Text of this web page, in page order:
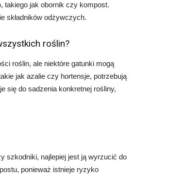
takiego jak obornik czy kompost.
składników odżywczych.
roślin?
roślin, ale niektóre gatunki mogą
jak azalie czy hortensje, potrzebują
się do sadzenia konkretnej rośliny,
szkodniki, najlepiej jest ją wyrzucić do
ponieważ istnieje ryzyko